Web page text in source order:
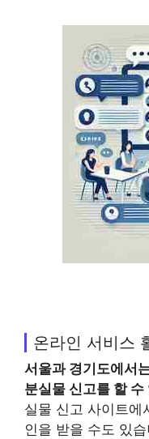
온라인 서비스
서울과 경기도에서
분실물 신고를 할 수
실물 신고 사이트에
인을 받을 수도 있